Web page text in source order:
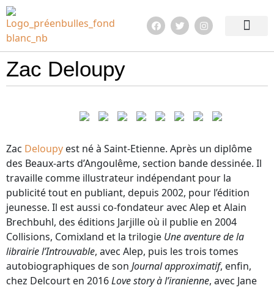
Zac Deloupy
Zac Deloupy est né à Saint-Etienne. Après un diplôme
des Beaux-arts d’Angoulême, section bande dessinée. Il
travaille comme illustrateur indépendant pour la
publicité tout en publiant, depuis 2002, pour l’édition
jeunesse. Il est aussi co-fondateur avec Alep et Alain
Brechbuhl, des éditions Jarjille où il publie en 2004
Collisions, Comixland et la trilogie Une aventure de la
librairie l’Introuvable, avec Alep, puis les trois tomes
autobiographiques de son Journal approximatif, enfin,
chez Delcourt en 2016Love story à l’iranienne, avec Jane